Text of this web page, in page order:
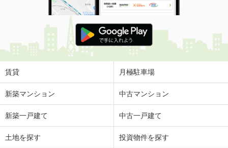
賃貸 月極駐車場
新築マンション 中古マンション
新築一戸建て 中古一戸建て
土地を探す 投資物件を探す